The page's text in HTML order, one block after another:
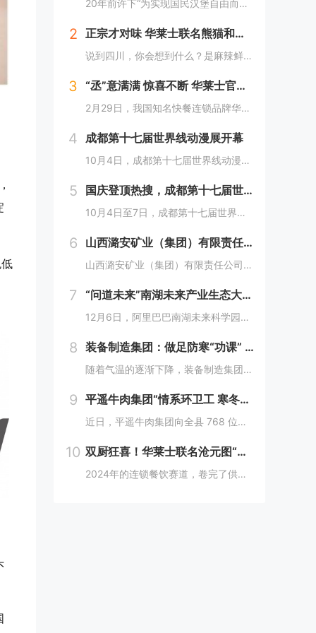
20年前许下“为实现国民汉堡自由而奋斗”心愿的中国华莱士可能没有想到，2024年华莱士汉堡价格居然“卷”出了首店开业的价格！9月1日，“2024华华汉堡节”正式开启，而此次汉堡节，华莱士也是下了“血本”来回馈「华门信徒」，10块钱就能吃到3...
2 正宗才对味 华莱士联名熊猫和和国庆重磅上新鱼香肉丝鸡腿堡
说到四川，你会想到什么？是麻辣鲜香的川菜？还是圆滚滚可爱的国宝“胖达”？华莱士寻味中国系列终于来到了川蜀之地，与央视动漫熊猫和和联名，9月20日重磅上新华莱士川蜀鱼香肉丝风味鸡腿堡，从舌尖出发，探寻川蜀美食的“灵魂”。中国华莱士一直秉承着传...
3 “丞”意满满 惊喜不断 华莱士官宣范丞丞为新代言人
2月29日，我国知名快餐连锁品牌华莱士正式官宣范丞丞成为中国华莱士的品牌代言人。配合官宣，华莱士携手范丞丞发布了全新的品牌TVC，还为范丞丞的粉丝们量身定制了“丞意满满”的惊喜，与范丞丞共同开启创意十足的“春日之旅”。“丞”至金开，共掀美食...
4 成都第十七届世界线动漫展开幕
10月4日，成都第十七届世界线动漫展在中国西部国际博览城开幕。本届展会以“逐浪追风，记秋航行”为主题，涵盖品牌展商互动、主题游戏体验、沉浸主题摄影、声优大赛、电竞比赛、嘉宾签售、主题巡游和IP周边销售等核心内容。展会服务继续升级！成都第十七...
5 国庆登顶热搜，成都第十七届世界线动漫展圆满举行!
10月4日至7日，成都第十七届世界线动漫展在中国西部国际博览城成功举行。世界线动漫展是成都本土市场孕育的动漫展会，凭借独特的游戏体验和品牌展商互动内容，在年轻二次元人群好评如潮，成为了西部地区受众人数最多、规模最大的动漫展会。成都第十七届世...
6 山西潞安矿业（集团）有限责任公司古城煤矿： 企业基层党组织如何围绕中心工作发挥宣传赋能作用
山西潞安矿业（集团）有限责任公司古城煤矿：企业基层党组织如何围绕中心工作发挥宣传赋能作用 习近平总书记指出，做好新形势下宣传思想工作，必须自觉承担起举旗帜、聚民心、育新人、兴文化、展形象的使命任务，这为国企做好宣传思想工作提供了根...
7 “问道未来”南湖未来产业生态大会，阿里巴巴南湖未来科学园正式宣布开园
12月6日，阿里巴巴南湖未来科学园正式宣布开园，并同期举办了“问道未来——南湖未来产业生态大会”。此次活动中，由阿里巴巴达摩院主导的湖畔实验室、中国科学院院士叶志镇团队、西湖大学裴端卿教授实验室等共计106家科技创新企业及实验室正式入驻并举...
8 装备制造集团：做足防寒“功课” 全力备战“冬考”
随着气温的逐渐下降，装备制造集团各单位坚持早安排、早准备、早落实，超前部署、多措并举做好防冻保暖工作，全力保障冬季生产安全稳定运行。“报告值班长，井口热风机组经过全面检修维护，昨天进行了试运转，一切正常。”寺河煤矿二号井机电运行工区班前会上...
9 平遥牛肉集团“情系环卫工 寒冬暖人心”
近日，平遥牛肉集团向全县 768 位环卫工人捐赠了价值15万余元的保暖衣和保温杯。这一善举主要源于对环卫工人辛勤付出的由衷敬意。他们每日穿梭在平遥的大街小巷，无畏寒暑，为城市的整洁默默奉献，这种精神深深触动了平遥牛肉集团...
10 双厨狂喜！华莱士联名沧元图“破圈儿”二次元
2024年的连锁餐饮赛道，卷完了供应链、卷完了规模，开始卷起了营销和文化，而作为我国连锁快餐的龙头企业，华莱士无疑是最会玩儿的“玩家”之一。日前，华莱士联名沧元图，用国潮、国漫文化，破圈儿二次元，掀起了“华门信徒”和二次元粉丝的“双厨狂喜”...